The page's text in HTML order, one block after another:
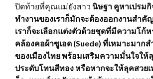
ปิดท้ายที่คุณแม่ยังสาว นิษฐา คูหาเปรมกิ
ทำงานของเราก็มักจะต้องออกงานสำคั
เราก็จะเลือกแต่งตัวด้วยชุดที่มีความโก้ห
คล้องคอผ้าซูเอด (Suede) ที่เหมาะมาก
ของเมืองไทย พร้อมเสริมความมั่นใจให้
ประดับโทนสีทอง หรือหากจะให้ลุคสวย